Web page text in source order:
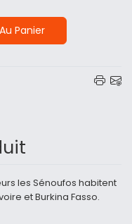
Panier
les Sénoufos habitent
et Burkina Fasso.